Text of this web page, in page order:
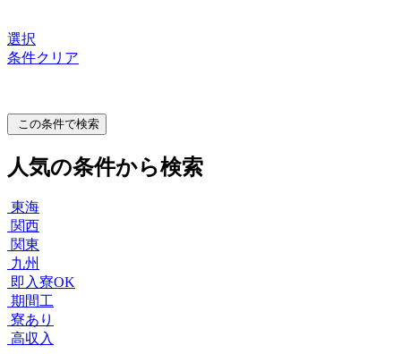
選択
条件クリア
この条件で検索
人気の条件から検索
東海
関西
関東
九州
即入寮OK
期間工
寮あり
高収入